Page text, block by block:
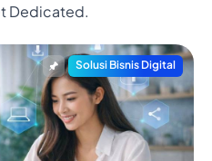
Dedicated.
Solusi Bisnis Digital